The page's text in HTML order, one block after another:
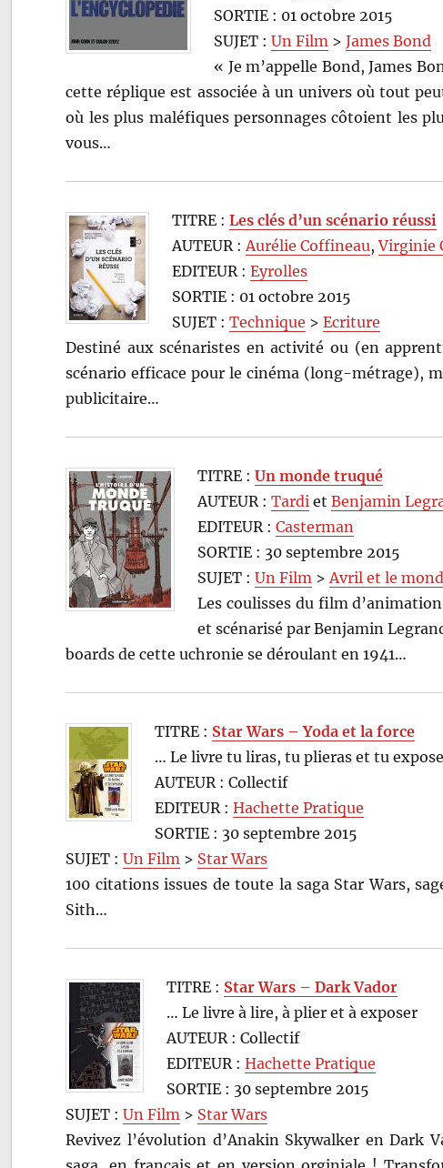
SORTIE : 01 octobre 2015
SUJET :Un Film >James Bond
« Je m’appelle Bond, James
cette réplique est associée à un univers où tout
où les plus maléfiques personnages côtoient les
vous…
TITRE :Les clés d’un scénario réussi
AUTEUR : Aurélie Coffineau,Virginie
EDITEUR :Eyrolles
SORTIE : 01 octobre 2015
SUJET :Technique >Ecriture
Destiné aux scénaristes en activité ou (en
scénario efficace pour le cinéma (long-métrage),
publicitaire…
TITRE :Un monde truqué
AUTEUR :Tardi etBenjamin
EDITEUR :Casterman
SORTIE : 30 septembre 2015
SUJET :Un Film > Avril et le
Les coulisses du film
et scénarisé par Benjamin
boards de cette uchronie se déroulant en 1941…
TITRE : Star Wars – Yoda et la force
… Le livre tu liras, tu plieras et tu
AUTEUR : Collectif
EDITEUR :Hachette Pratique
SORTIE : 30 septembre 2015
SUJET :Un Film > Star Wars
100 citations issues de toute la saga Star Wars,
Sith…
TITRE : Star Wars – Dark Vador
… Le livre à lire, à plier et à exposer
AUTEUR : Collectif
EDITEUR :Hachette Pratique
SORTIE : 30 septembre 2015
SUJET :Un Film > Star Wars
Revivez l’évolution d’Anakin Skywalker en Dark